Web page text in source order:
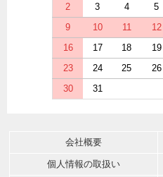
2
3 4 5
9
10 11 12
16
17 18 19
23
24 25 26
30
31
会社概要
個人情報の取扱い